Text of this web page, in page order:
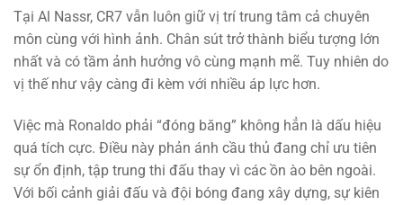
Tại Al Nassr, CR7 vẫn luôn giữ vị trí trung tâm cả chuyên
môn cùng với hình ảnh. Chân sút trở thành biểu tượng lớn
nhất và có tầm ảnh hưởng vô cùng mạnh mẽ. Tuy nhiên do
vị thế như vậy càng đi kèm với nhiều áp lực hơn.
Việc mà Ronaldo phải “đóng băng” không hẳn là dấu hiệu
quá tích cực. Điều này phản ánh cầu thủ đang chỉ ưu tiên
sự ổn định, tập trung thi đấu thay vì các ồn ào bên ngoài.
Với bối cảnh giải đấu và đội bóng đang xây dựng, sự kiên